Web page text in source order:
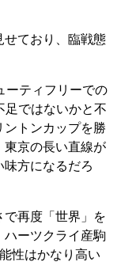
ており、臨戦態
ティフリーでの
足ではないかと不
トンカップを勝
東京の長い直線が
方になるだろ
再度「世界」を
ハーツクライ産駒
性はかなり高い